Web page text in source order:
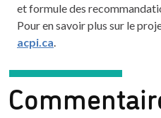
et formule des
Pour en savoir plus sur le
acpi.ca.